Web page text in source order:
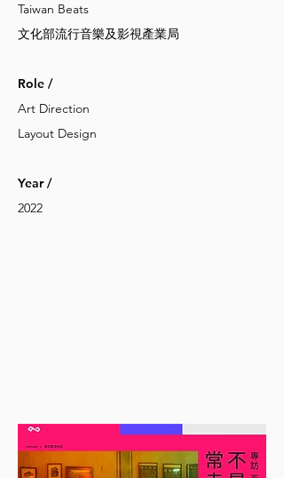
Taiwan Beats
文化部流行音樂及影視產業局
Role /
Art Direction
Layout Design
Year /
2022